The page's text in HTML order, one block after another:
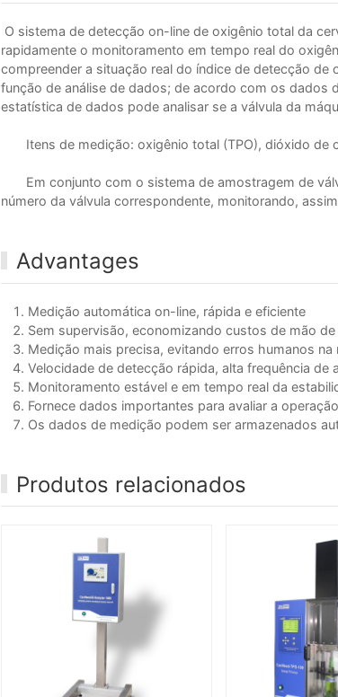
O sistema de detecção on-line de oxigênio total da
rapidamente o monitoramento em tempo real do
compreender a situação real do índice de detecção
função de análise de dados; de acordo com os dados
estatística de dados pode analisar se a válvula da
Itens de medição: oxigênio total (TPO), dióxido de
Em conjunto com o sistema de amostragem de
número da válvula correspondente, monitorando,
Advantages
Medição automática on-line, rápida e eficiente
Sem supervisão, economizando custos de mão de
Medição mais precisa, evitando erros humanos na
Velocidade de detecção rápida, alta frequência
Monitoramento estável e em tempo real da
Fornece dados importantes para avaliar a
Os dados de medição podem ser armazenados
Produtos relacionados